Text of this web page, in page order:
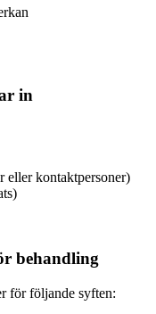
in
eller kontaktpersoner)
behandling
för följande syften: